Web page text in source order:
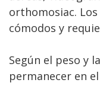
orthomosiac.
cómodos y
Según el peso y
permanecer en